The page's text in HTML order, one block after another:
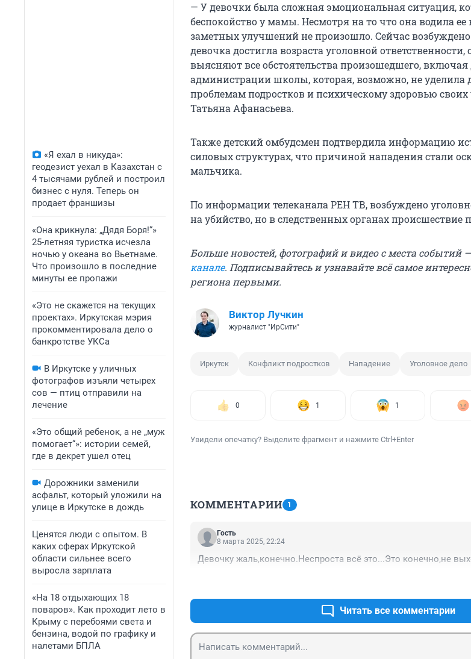
«Я ехал в никуда»:
геодезист уехал в Казахстан с
4 тысячами рублей и построил
бизнес с нуля. Теперь он
продает франшизы
«Она крикнула: „Дядя Боря!“»
25-летняя туристка исчезла
ночью у океана во Вьетнаме.
Что произошло в последние
минуты ее пропажи
«Это не скажется на текущих
проектах». Иркутская мэрия
прокомментировала дело о
банкротстве УКСа
В Иркутске у уличных
фотографов изъяли четырех
сов — птиц отправили на
лечение
«Это общий ребенок, а не „муж
помогает“»: истории семей,
где в декрет ушел отец
Дорожники заменили
асфальт, который уложили на
улице в Иркутске в дождь
Ценятся люди с опытом. В
каких сферах Иркутской
области сильнее всего
выросла зарплата
«На 18 отдыхающих 18
поваров». Как проходит лето в
Крыму с перебоями света и
бензина, водой по графику и
налетами БПЛА
— У девочки была сложная эмоциональная ситуация,
беспокойство у мамы. Несмотря на то что она водила ее
заметных улучшений не произошло. Сейчас возбуждено
девочка достигла возраста уголовной
выясняют все обстоятельства произошедшего,
администрации школы, которая, возможно, не
проблемам подростков и психическому здоровью
Татьяна Афанасьева.
Также детский омбудсмен подтвердила информацию
силовых структурах, что причиной нападения стали
мальчика.
По информации телеканала РЕН ТВ, возбуждено
на убийство, но в следственных органах
Больше новостей, фотографий и видео с места событий
канале. Подписывайтесь и узнавайте всё самое
региона первыми.
Виктор Лучкин
журналист "ИрСити"
Иркутск Конфликт подростков Нападение Уголовное дело
0 1 1
Увидели опечатку? Выделите фрагмент и нажмите Ctrl+Enter
КОММЕНТАРИИ 1
Гость
8 марта 2025, 22:24
Девочку жаль,конечно.Неспроста всё это...Это конечно,не
Читать все комментарии